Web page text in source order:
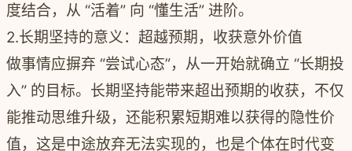
度结合，从 “活着” 向 “懂生活” 进阶。
2.长期坚持的意义：超越预期，收获意外价值
做事情应摒弃 “尝试心态”，从一开始就确立 “长期投
入” 的目标。长期坚持能带来超出预期的收获，不仅
能推动思维升级，还能积累短期难以获得的隐性价
值，这是中途放弃无法实现的，也是个体在时代变